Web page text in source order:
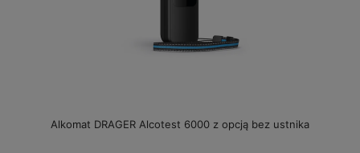
Alkomat DRAGER Alcotest 6000 z opcją bez ustnika